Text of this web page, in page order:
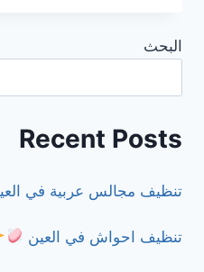
البحث
Recent Posts
تنظيف مجالس عربية في
تنظيف احواش في العين